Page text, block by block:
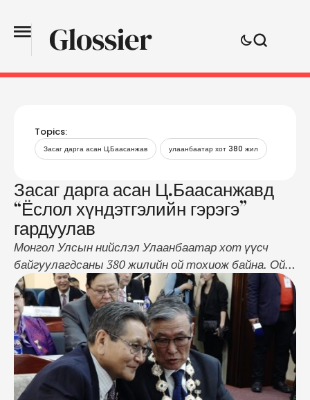
Topics:
Засаг дарга асан Ц.Баасанжав улаанбаатар хот 380 жил
Засаг дарга асан Ц.Баасанжавд
“Ёслол хүндэтгэлийн гэрэгэ”
гардуулав
Монгол Улсын нийслэл Улаанбаатар хот үүсч
байгуулагдсаны 380 жилийн ой тохиож байна. Ойн
хүрээнд нийслэлийн ИТХ-аас Хүндэтгэлийн
хуралдаанаа хуралдуулж, Улаанбаатар хотын үе
үеийн удирдлага оролцов. Мөн нийслэлийн эдийн
засаг, нийгмийн салбарт тодорхой үр дүнтэй
төсөл, хөтөлбөр буй Дэлхийн банк, КОЙКА-
Монгол, НҮБ-ын Хүүхдийн сан зэрэг олон улсын
байгууллагын зочид, төлөөлөгчид урилгаар